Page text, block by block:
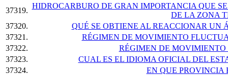
37319.
HIDROCARBURO DE GRAN IMPORTANCIA QUE
DE LA ZONA
37320.
QUÉ SE OBTIENE AL REACCIONAR UN
37321.
RÉGIMEN DE MOVIMIENTO
37322.
RÉGIMEN DE
37323.
CUAL ES EL IDIOMA OFICIAL DEL
37324.
EN QUE PROVINCIA